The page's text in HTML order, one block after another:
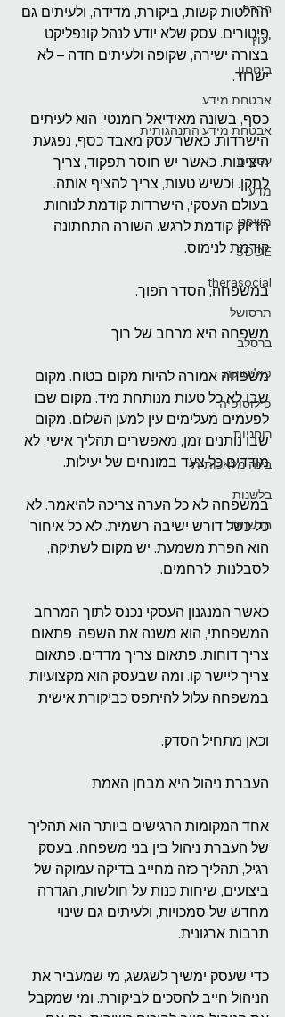
חברה
יעוץ
ביטחון
אבטחת מידע
אבטחת מידע התנהגותית
עסקים
מדע
משפט
SDDE
therasocial
תרסושל
ברסלב
פוליטיקה
פילוסופיה
רוחניות
בינה מלאכותית
בלשנות
חדשנות
החלטות קשות, ביקורת, מדידה, ולעיתים גם
פיטורים. עסק שלא יודע לנהל קונפליקט
בצורה ישירה, שקופה ולעיתים חדה – לא
ישרוד.
כסף, בשונה מאידיאל רומנטי, הוא לעיתים
הישרדות. כאשר עסק מאבד כסף, נפגעת
היציבות. כאשר יש חוסר תפקוד, צריך
לתקן. וכשיש טעות, צריך להציף אותה.
בעולם העסקי, הישרדות קודמת לנוחות.
הדיוק קודמת לרגש. השורה התחתונה
קודמת לנימוס.
במשפחה, הסדר הפוך.
משפחה היא מרחב של רוך
משפחה אמורה להיות מקום בטוח. מקום
שבו לא כל טעות מנותחת מיד. מקום שבו
לפעמים מעלימים עין למען השלום. מקום
שבו נותנים זמן, מאפשרים תהליך אישי, לא
מודדים כל צעד במונחים של יעילות.
במשפחה לא כל הערה צריכה להיאמר. לא
כל כשל דורש ישיבה רשמית. לא כל איחור
הוא הפרת משמעת. יש מקום לשתיקה,
לסבלנות, לרחמים.
כאשר המנגנון העסקי נכנס לתוך המרחב
המשפחתי, הוא משנה את השפה. פתאום
צריך דוחות. פתאום צריך מדדים. פתאום
צריך ליישר קו. ומה שבעסק הוא מקצועיות,
במשפחה עלול להיתפס כביקורת אישית.
וכאן מתחיל הסדק.
העברת ניהול היא מבחן האמת
אחד המקומות הרגישים ביותר הוא תהליך
של העברת ניהול בין בני משפחה. בעסק
רגיל, תהליך כזה מחייב בדיקה עמוקה של
ביצועים, שיחות כנות על חולשות, הגדרה
מחדש של סמכויות, ולעיתים גם שינוי
תרבות ארגונית.
כדי שעסק ימשיך לשגשג, מי שמעביר את
הניהול חייב להסכים לביקורת. ומי שמקבל